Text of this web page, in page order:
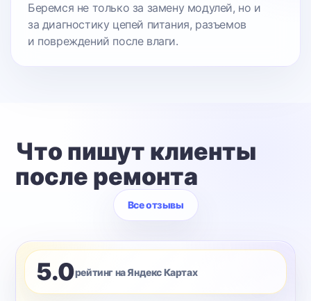
Беремся не только за замену модулей, но и
за диагностику цепей питания, разъемов
и повреждений после влаги.
Что пишут клиенты
после ремонта
Все отзывы
5.0рейтинг на Яндекс Картах